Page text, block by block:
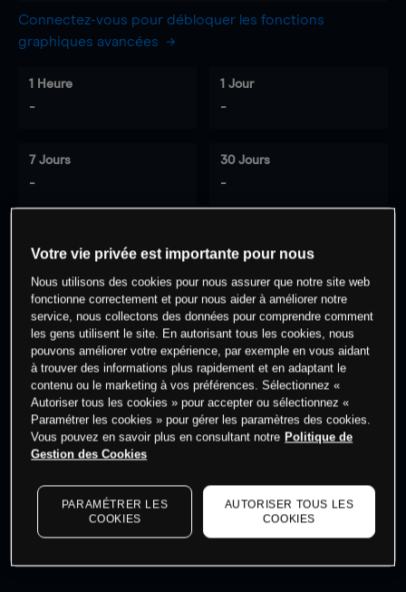
Connectez-vous pour débloquer les fonctions
graphiques avancées
1 Heure
-
1 Jour
-
7 Jours
-
30 Jours
-
0% des clients ont une position à
cet actif
Commencez à trader
Les prix sont indicatifs.
dernières données du marché.Log into see latest
market data
Votre vie privée est importante pour nous
Nous utilisons des cookies pour nous assurer que notre site web
fonctionne correctement et pour nous aider à améliorer notre
service, nous collectons des données pour comprendre comment
les gens utilisent le site. En autorisant tous les cookies, nous
pouvons améliorer votre expérience, par exemple en vous aidant
à trouver des informations plus rapidement et en adaptant le
contenu ou le marketing à vos préférences. Sélectionnez «
Autoriser tous les cookies » pour accepter ou sélectionnez «
Paramétrer les cookies » pour gérer les paramètres des cookies.
Vous pouvez en savoir plus en consultant notre Politique de
Gestion des Cookies
PARAMÉTRER LES
COOKIES
AUTORISER TOUS LES
COOKIES